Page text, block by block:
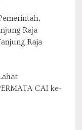
Raja
Raja
CAI ke-